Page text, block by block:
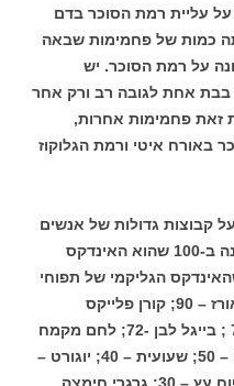
על עליית רמת הסוכר בדם
כמות של פחמימות שבאה
על רמת הסוכר. יש
אחת לגובה רב ורק אחר
זאת פחמימות אחרות,
באורח איטי ורמת הגלוקוז
קבוצות גדולות של אנשים
וקבעו טבלה כשנקודת המוצא סומנה ב-100 שהוא האינדקס
הגליקמי של תפוחי
אדמה אפויים ושל באגט הוא 95; אורז – 90; קורן פלייקס
ופופקורן – 85; מלון -75; בננה – 70 ; בייגל לבן -72; לחם מקמח
מלא – 50; לחם שיפון – 64; בטטה – 50; שעועית – 40; יוגורט –